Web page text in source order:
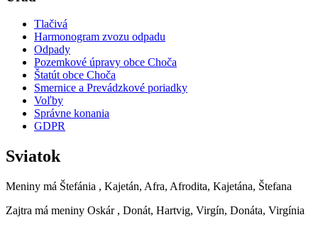
Tlačivá
Harmonogram zvozu odpadu
Odpady
Pozemkové úpravy obce Choča
Štatút obce Choča
Smernice a Prevádzkové poriadky
Voľby
Správne konania
GDPR
Sviatok
Meniny má Štefánia , Kajetán, Afra, Afrodita, Kajetána, Štefana
Zajtra má meniny Oskár , Donát, Hartvig, Virgín, Donáta, Virgínia